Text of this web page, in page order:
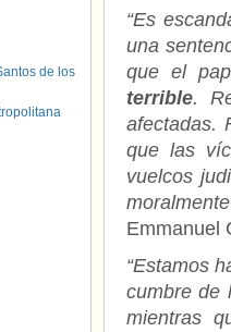
“Es
una
que el
terrible.
afectadas.
que las
vuelcos
Emmanuel
“Estamos
cumbre de
mientras
de los